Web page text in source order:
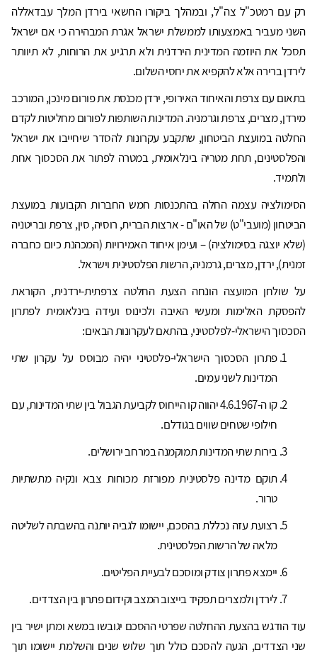
רק עם רמטכ"ל צה"ל, ובמהלך ביקורו החשאי בירדן המלך עבדאללה
השני מעביר באמצעותו לממשלת ישראל אגרת המבהירה כי אם ישראל
תסכל את היוזמה המדינית הירדנית ולא תרגיע את הרוחות, לא תיוותר
לירדן ברירה אלא להקפיא את יחסי השלום.
בתאום עם צרפת והאיחוד האירופי, ירדן מכנסת את פורום מינכן, המורכב
מירדן, מצרים, צרפת וגרמניה. המדינות השותפות לפורום מחליטות לקדם
החלטה במועצת הביטחון, שתקבע עקרונות להסדר שיחייבו את ישראל
והפלסטינים, תחת מטריה בינלאומית, במטרה לפתור את הסכסוך אחת
ולתמיד.
הסימולציה עצמה החלה בהתכנסות חמש החברות הקבועות במועצת
הביטחון (מועבי"ט) של האו"ם - ארצות הברית, רוסיה, סין, צרפת ובריטניה
(שלא יוצגה בסימולציה) – ועימן איחוד האמירויות (המכהנת כיום כחברה
זמנית), ירדן, מצרים, גרמניה, הרשות הפלסטינית וישראל.
על שולחן המועצה הונחה הצעת החלטה צרפתית-ירדנית, הקוראת
להפסקת האלימות ומעשי האיבה ולכינוס ועידה בינלאומית לפתרון
הסכסוך הישראלי-לפלסטיני, בהתאם לעקרונות הבאים:
פתרון הסכסוך הישראלי-פלסטיני יהיה מבוסס על עקרון שתי
המדינות לשני עמים.
קו ה-4.6.1967 יהווה קו הייחוס לקביעת הגבול בין שתי המדינות, עם
חילופי שטחים שווים בגודלם.
בירות שתי המדינות תמוקמנה במרחב ירושלים.
תוקם מדינה פלסטינית מפורזת מכוחות צבא ונקיה מתשתיות
טרור.
רצועת עזה נכללת בהסכם, יישומו לגביה יותנה בהשבתה לשליטה
מלאה של הרשות הפלסטינית.
יימצא פתרון צודק ומוסכם לבעיית הפליטים.
לירדן ולמצרים תפקיד בייצוב המצב וקידום פתרון בין הצדדים.
עוד הודגש בהצעת ההחלטה שפרטי ההסכם יגובשו במשא ומתן ישיר בין
שני הצדדים, הגעה להסכם כולל תוך שלוש שנים והשלמת יישומו תוך